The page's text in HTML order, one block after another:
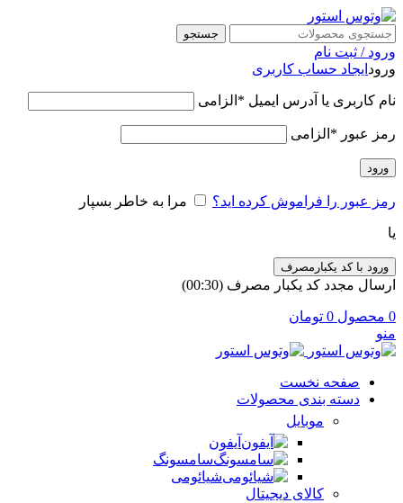
جستجو
ورود / ثبت نام
ورود ایجاد حساب کاربری
نام کاربری یا آدرس ایمیل * الزامی
رمز عبور * الزامی
ورود
رمز عبور را فراموش کرده اید؟ مرا به خاطر بسپار
یا
ورود با کد یکبارمصرف
ارسال مجدد کد یکبار مصرف (00:
30
)
0 محصول 0 تومان
منو
صفحه نخست
دسته بندی محصولات
موبایل
آیفون
سامسونگ
شیائومی
کالای دیجیتال